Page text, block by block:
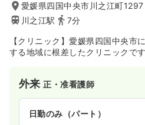
愛媛県四国中央市川之江町1297
川之江駅
7分
【クリニック】愛媛県四国中央市
する地域に根差したクリニックです
外来正・准看護師
日勤のみ（パート）